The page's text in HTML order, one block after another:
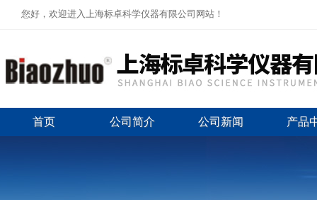
您好，欢迎进入上海标卓科学仪器有限公司网站！
首页 公司简介 公司新闻 产品